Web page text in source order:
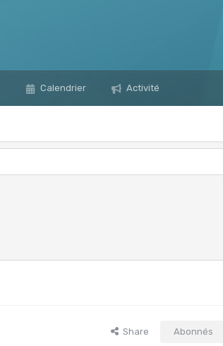
Calendrier Activité
Share Abonnés